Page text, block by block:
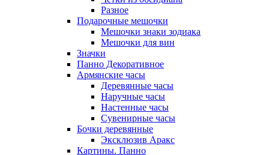
Разное
Подарочные мешочки
Мешочки знаки зодиака
Мешочки для вин
Значки
Панно Декоративное
Армянские часы
Деревянные часы
Наручные часы
Настенные часы
Сувенирные часы
Бочки деревянные
Эксклюзив Аракс
Картины. Панно